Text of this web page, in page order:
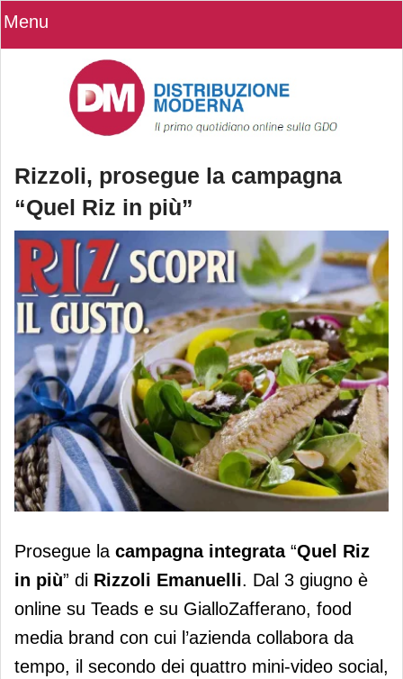
Menu
Rizzoli, prosegue la campagna
“Quel Riz in più”
Rizzoli, prosegue la campagna “Quel
Riz in più”
Prosegue la campagna integrata“Quel Riz
in più” di Rizzoli Emanuelli. Dal 3 giugno è
online su Teads e su GialloZafferano, food
media brand con cui l’azienda collabora da
tempo, il secondo dei quattro mini-video social,